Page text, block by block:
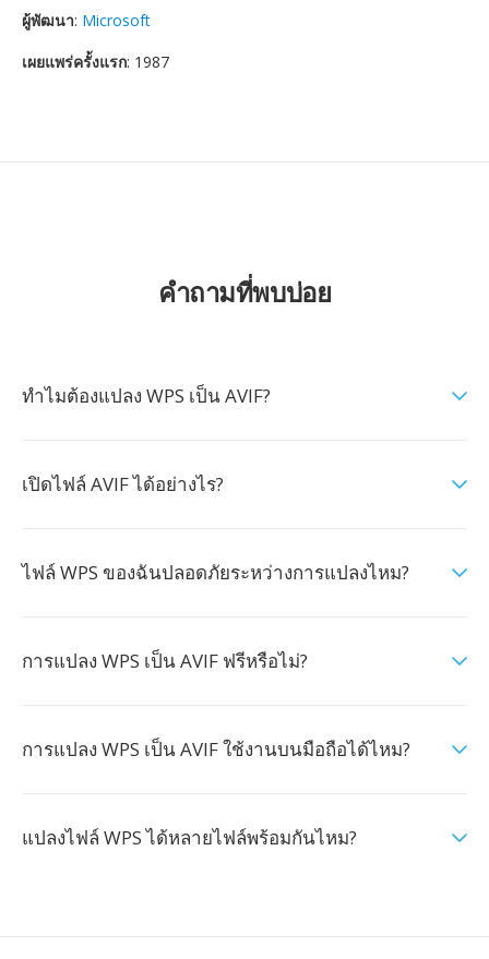
ผู้พัฒนา: Microsoft
เผยแพร่ครั้งแรก: 1987
คำถามที่พบบ่อย
ทำไมต้องแปลง WPS เป็น AVIF?
เปิดไฟล์ AVIF ได้อย่างไร?
ไฟล์ WPS ของฉันปลอดภัยระหว่างการแปลงไหม?
การแปลง WPS เป็น AVIF ฟรีหรือไม่?
การแปลง WPS เป็น AVIF ใช้งานบนมือถือได้ไหม?
แปลงไฟล์ WPS ได้หลายไฟล์พร้อมกันไหม?